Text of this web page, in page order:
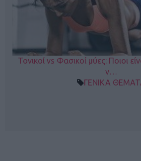
Τονικοί vs Φασικοί μύες: Ποιοι
ν…
ΓΕΝΙΚΑ